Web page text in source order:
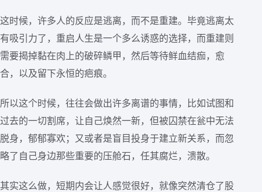
这时候，许多人的反应是逃离，而不是重建。毕竟逃离太
有吸引力了，重启人生是一个多么诱惑的选择，而重建则
需要揭掉黏在肉上的破碎鳞甲，然后等待鲜血结痂，愈
合，以及留下永恒的疤痕。
所以这个时候，往往会做出许多离谱的事情，比如试图和
过去的一切割席，让自己焕然一新，但被囚禁在瓮中无法
脱身，郁郁寡欢；又或者是盲目投身于建立新关系，而忽
略了自己身边那些重要的压舱石，任其腐烂，溃散。
其实这么做，短期内会让人感觉很好，就像突然清仓了股